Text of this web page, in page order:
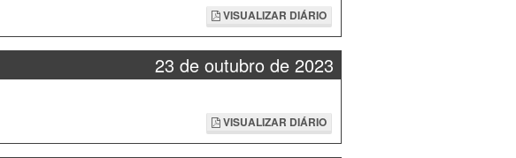
VISUALIZAR DIÁRIO
23 de outubro de 2023
VISUALIZAR DIÁRIO